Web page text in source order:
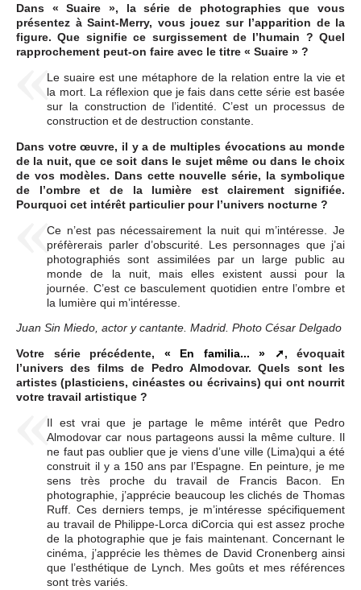
Dans « Suaire », la série de photographies que vous
présentez à Saint-Merry, vous jouez sur l’apparition de la
figure. Que signifie ce surgissement de l’humain ? Quel
rapprochement peut-on faire avec le titre « Suaire » ?
Le suaire est une métaphore de la relation entre la vie et
la mort. La réflexion que je fais dans cette série est basée
sur la construction de l’identité. C’est un processus de
construction et de destruction constante.
Dans votre œuvre, il y a de multiples évocations au monde
de la nuit, que ce soit dans le sujet même ou dans le choix
de vos modèles. Dans cette nouvelle série, la symbolique
de l’ombre et de la lumière est clairement signifiée.
Pourquoi cet intérêt particulier pour l’univers nocturne ?
Ce n’est pas nécessairement la nuit qui m’intéresse. Je
préfèrerais parler d’obscurité. Les personnages que j’ai
photographiés sont assimilées par un large public au
monde de la nuit, mais elles existent aussi pour la
journée. C’est ce basculement quotidien entre l’ombre et
la lumière qui m’intéresse.
Juan Sin Miedo, actor y cantante. Madrid. Photo César Delgado
Votre série précédente, « En familia... »
, évoquait
l’univers des films de Pedro Almodovar. Quels sont les
artistes (plasticiens, cinéastes ou écrivains) qui ont nourrit
votre travail artistique ?
Il est vrai que je partage le même intérêt que Pedro
Almodovar car nous partageons aussi la même culture. Il
ne faut pas oublier que je viens d’une ville (Lima)qui a été
construit il y a 150 ans par l’Espagne. En peinture, je me
sens très proche du travail de Francis Bacon. En
photographie, j’apprécie beaucoup les clichés de Thomas
Ruff. Ces derniers temps, je m’intéresse spécifiquement
au travail de Philippe-Lorca diCorcia qui est assez proche
de la photographie que je fais maintenant. Concernant le
cinéma, j’apprécie les thèmes de David Cronenberg ainsi
que l’esthétique de Lynch. Mes goûts et mes références
sont très variés.